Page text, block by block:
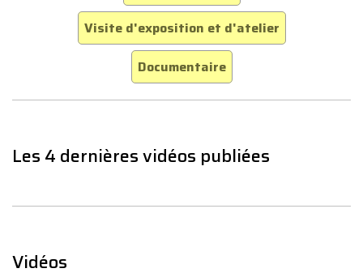
Visite d'exposition et d'atelier
Documentaire
Les 4 dernières vidéos publiées
Vidéos